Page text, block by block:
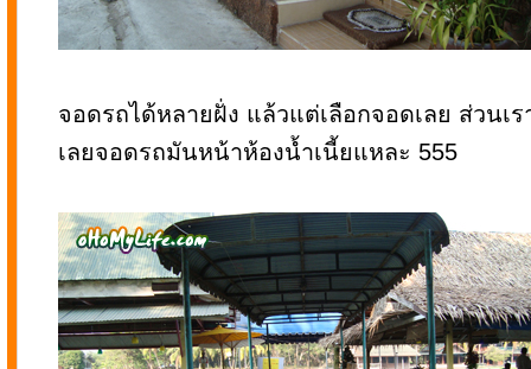
จอดรถได้หลายฝั่ง แล้วแต่เลือกจอดเลย ส่วนเ
เลยจอดรถมันหน้าห้องน้ำเนี้ยแหละ 555